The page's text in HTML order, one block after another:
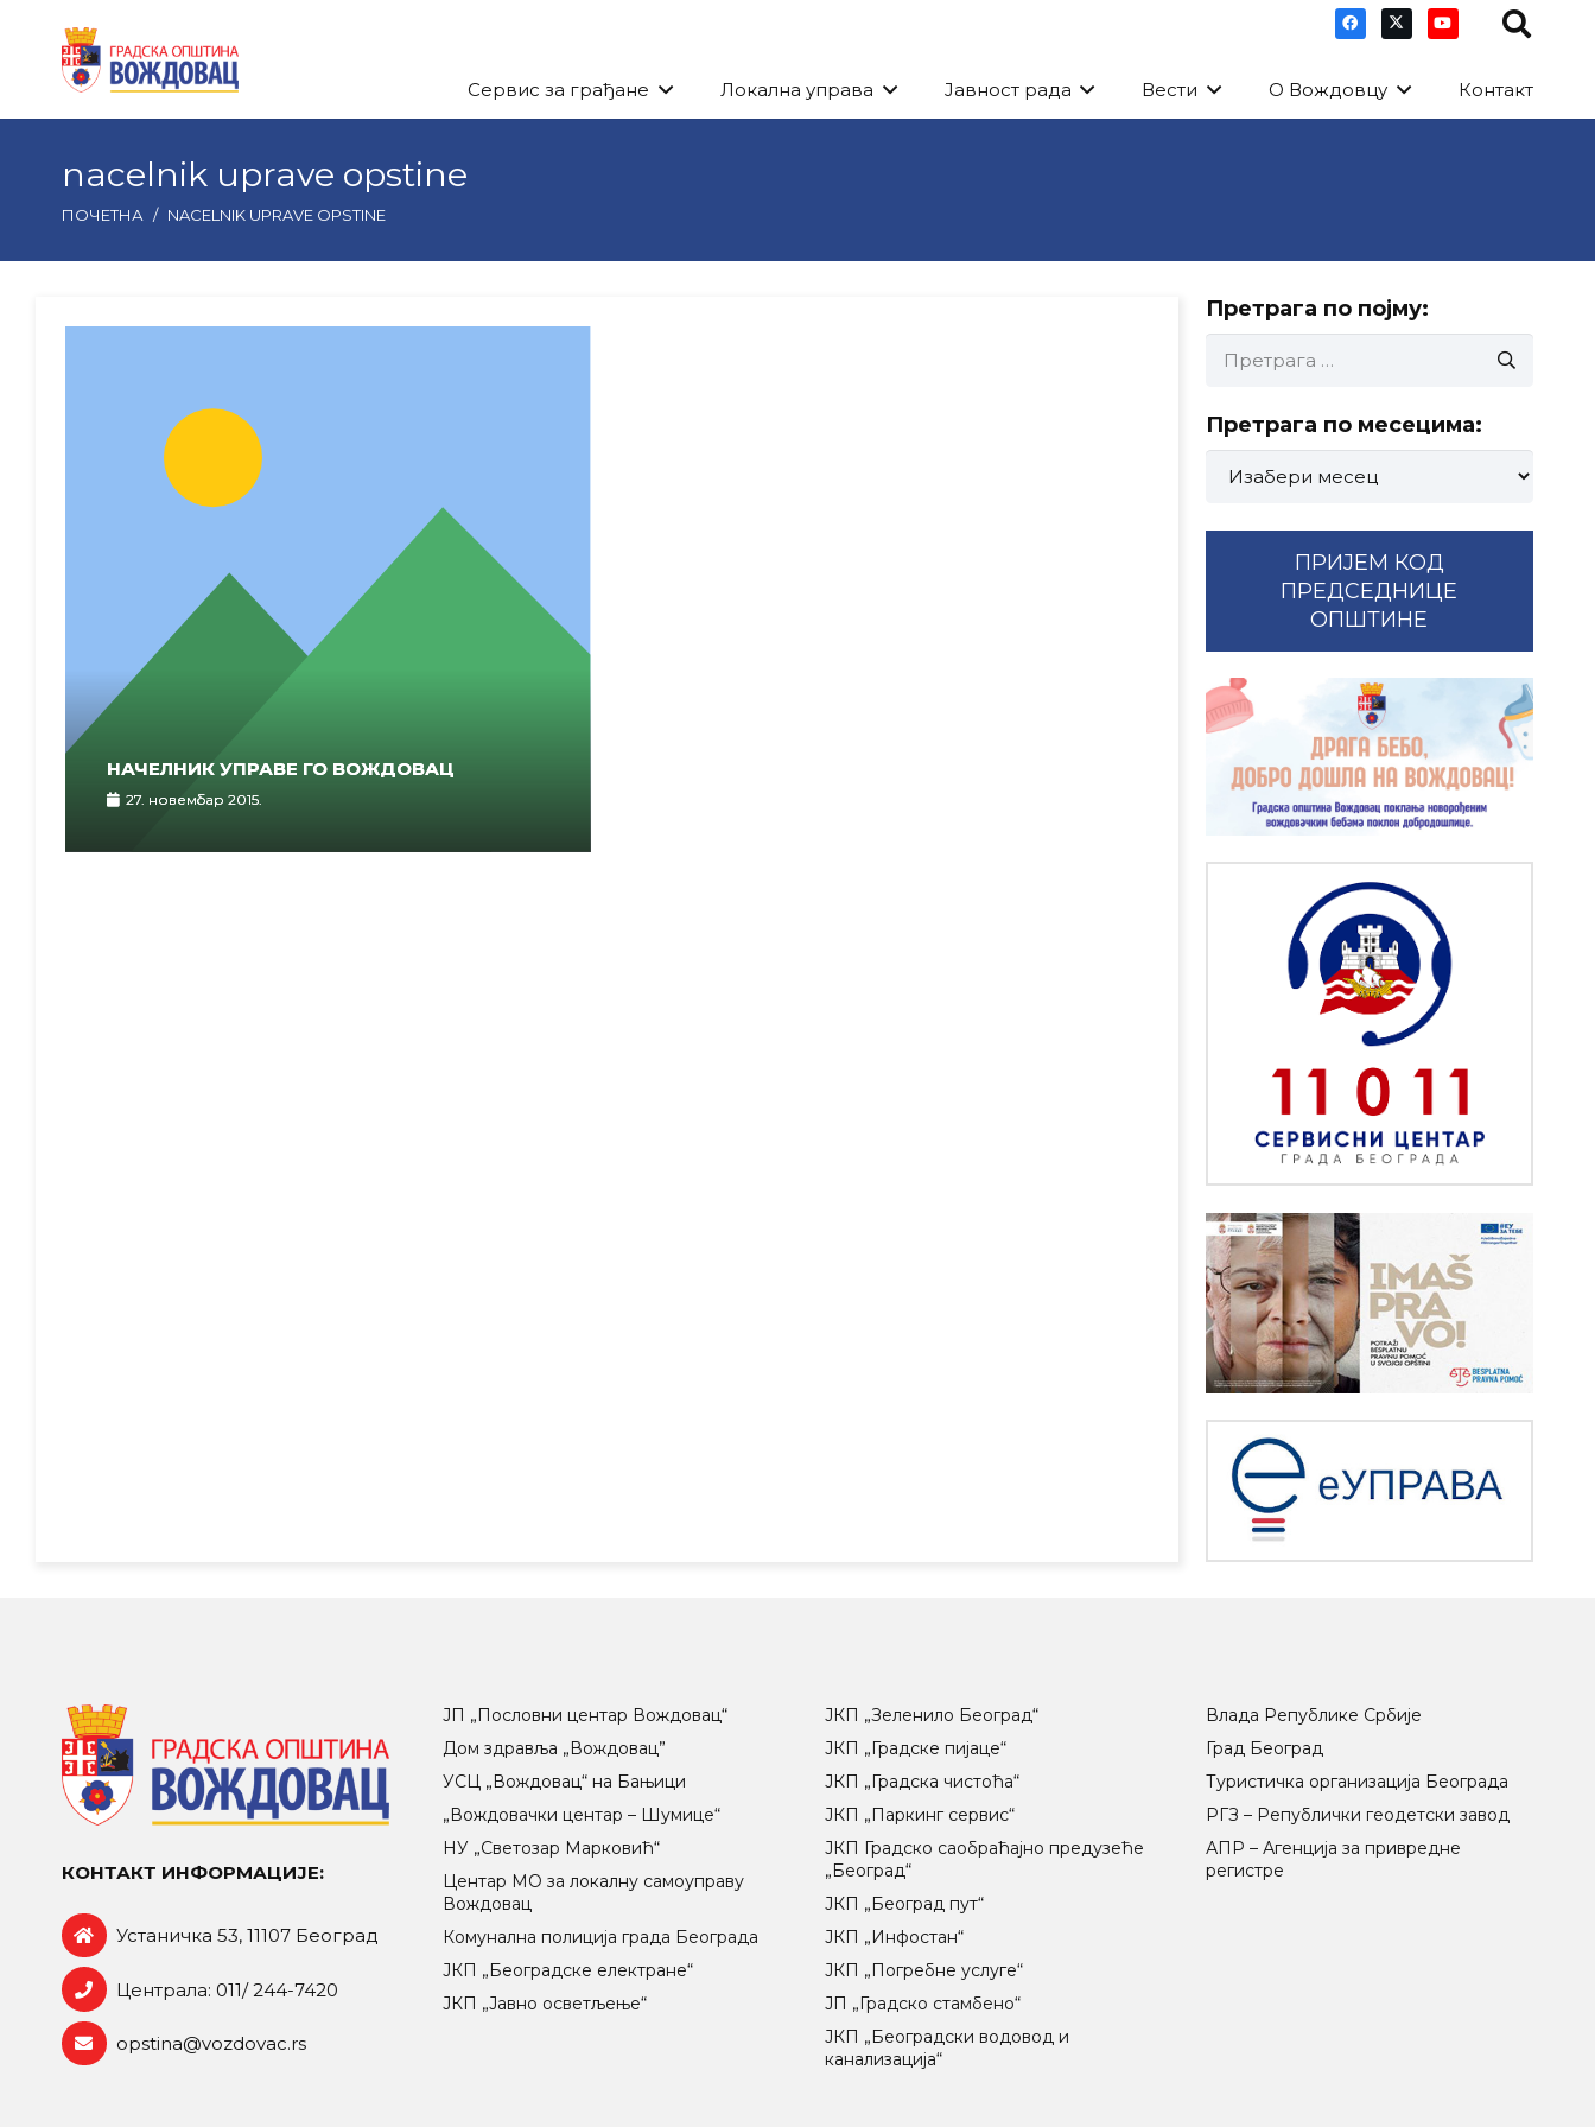
Сервис за грађане Локална управа Јавност рада Вести О Вождовцу Контакт
nacelnik uprave opstine
ПОЧЕТНА / NACELNIK UPRAVE OPSTINE
НАЧЕЛНИК УПРАВЕ ГО ВОЖДОВАЦ
27. новембар 2015.
Претрага по појму:
за:
Претрага по месецима:
ПРИЈЕМ КОД
ПРЕДСЕДНИЦЕ
ОПШТИНЕ
КОНТАКТ ИНФОРМАЦИЈЕ:
Устаничка 53, 11107 Београд
Централа: 011/ 244-7420
opstina@vozdovac.rs
ЈП „Пословни центар Вождовац“
Дом здравља „Вождовац”
УСЦ „Вождовац“ на Бањици
„Вождовачки центар – Шумице“
НУ „Светозар Марковић“
Центар МO за локалну самоуправу
Вождовац
Комунална полиција града Београда
ЈКП „Београдске електране“
ЈКП „Јавно осветљење“
ЈКП „Зеленило Београд“
ЈКП „Градске пијаце“
ЈКП „Градска чистоћа“
ЈКП „Паркинг сервис“
ЈКП Градско саобраћајно предузеће
„Београд“
ЈКП „Београд пут“
ЈКП „Инфостан“
ЈКП „Погребне услуге“
ЈП „Градско стамбено“
ЈКП „Београдски водовод и
канализација“
Влада Републике Србије
Град Београд
Туристичка организација Београда
РГЗ – Републички геодетски завод
АПР – Агенција за привредне
регистре